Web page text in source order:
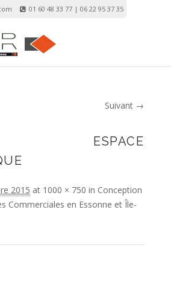
01 60 48 33 77 | 06 22 95 37 35
Suivant →
ESPACE
2015 at 1000 × 750 in Conception
Commerciales en Essonne et Île-